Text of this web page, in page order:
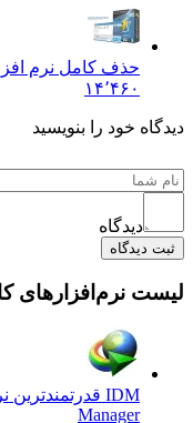
حذف کامل نرم
۱۴٬۴۶۰
خود را بنویسید
دیدگاه
نرم‌افزارهای
Manager